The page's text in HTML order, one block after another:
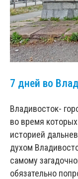
7 дней во
Владивосток-
во время
историей
духом
самому
обязательно